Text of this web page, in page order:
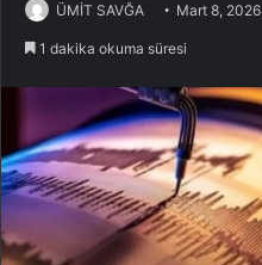
ÜMİT SAVĞA Mart 8, 2026
1 dakika okuma süresi